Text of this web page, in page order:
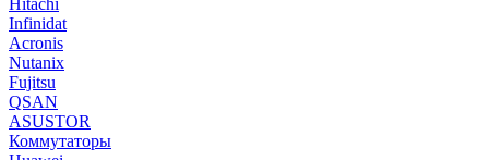
Hitachi
Infinidat
Acronis
Nutanix
Fujitsu
QSAN
ASUSTOR
Коммутаторы